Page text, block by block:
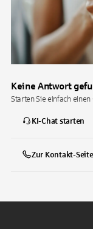
Keine Antwort
Starten Sie einfach
KI-Chat starten
Zur Kontakt-Seite